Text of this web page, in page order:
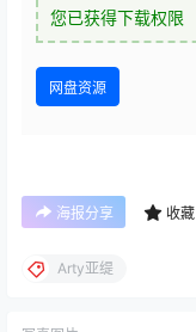
您已获得下载权限
网盘资源
海报分享 收藏
Arty亚缇